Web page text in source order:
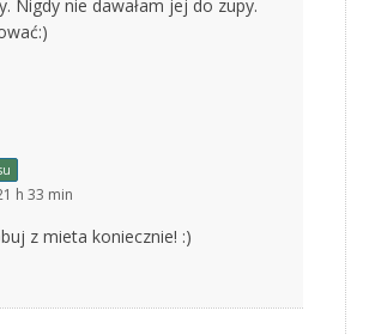
Nigdy nie dawałam jej do zupy.
h 33 min
z mieta koniecznie! :)